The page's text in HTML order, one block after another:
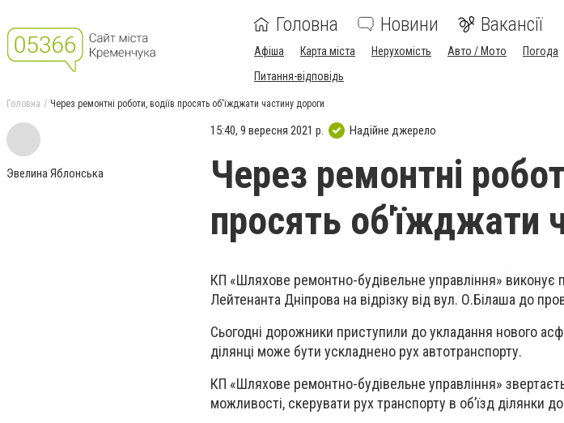
Головна Новини Вакансії
Афіша Карта міста Нерухомість Авто / Мото Погода
Питання-відповідь
Головна Через ремонтні роботи, водіїв просять об'їжджати частину дороги
Эвелина Яблонська
15:40, 9 вересня 2021 р. Надійне джерело
Через ремонтні
просять об'їжджати
КП «Шляхове ремонтно-будівельне управління»
Лейтенанта Дніпрова на відрізку від вул. О.Білаша до
Сьогодні дорожники приступили до укладання нового
ділянці може бути ускладнено рух автотранспорту.
КП «Шляхове ремонтно-будівельне управління»
можливості, скерувати рух транспорту в об’їзд ділянки